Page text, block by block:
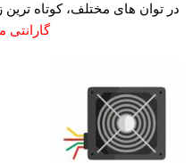
در توان های مختلف، کوتاه ترین
گارانتی معتبر